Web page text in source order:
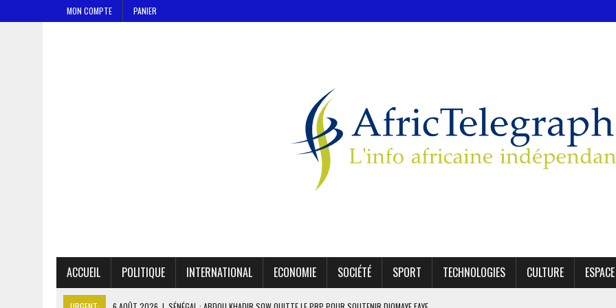
MON COMPTE PANIER
ACCUEIL POLITIQUE INTERNATIONAL ECONOMIE SOCIÉTÉ SPORT TECHNOLOGIES CULTURE